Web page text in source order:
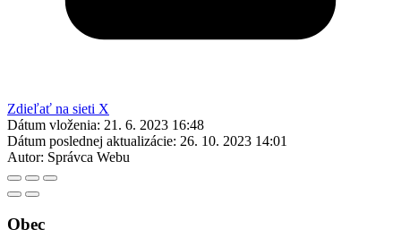
Zdieľať na sieti X
Dátum vloženia: 21. 6. 2023 16:48
Dátum poslednej aktualizácie: 26. 10. 2023 14:01
Autor: Správca Webu
Obec